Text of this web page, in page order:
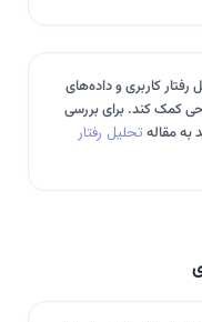
رفتار کاربری و داده‌های
کمک کند. برای بررسی
به مقاله تحلیل رفتار